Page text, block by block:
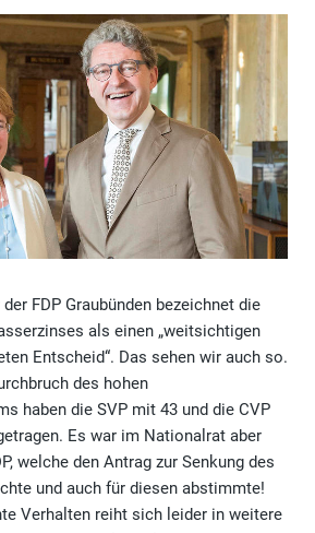
FDP Graubünden bezeichnet die
als einen „weitsichtigen
Entscheid“. Das sehen wir auch so.
des hohen
haben die SVP mit 43 und die CVP
Es war im Nationalrat aber
welche den Antrag zur Senkung des
und auch für diesen abstimmte!
Verhalten reiht sich leider in weitere